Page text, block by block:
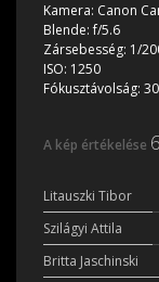
Kamera: Canon
Blende:f/5.6
Zársebesség: 1/
ISO: 1250
Fókusztávolság:
A kép értékelése
Litauszki Tibor
Szilágyi Attila
Britta Jaschinski